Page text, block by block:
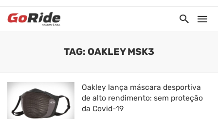
TAG: OAKLEY MSK3
Oakley lança máscara desportiva
de alto rendimento: sem proteção
da Covid-19